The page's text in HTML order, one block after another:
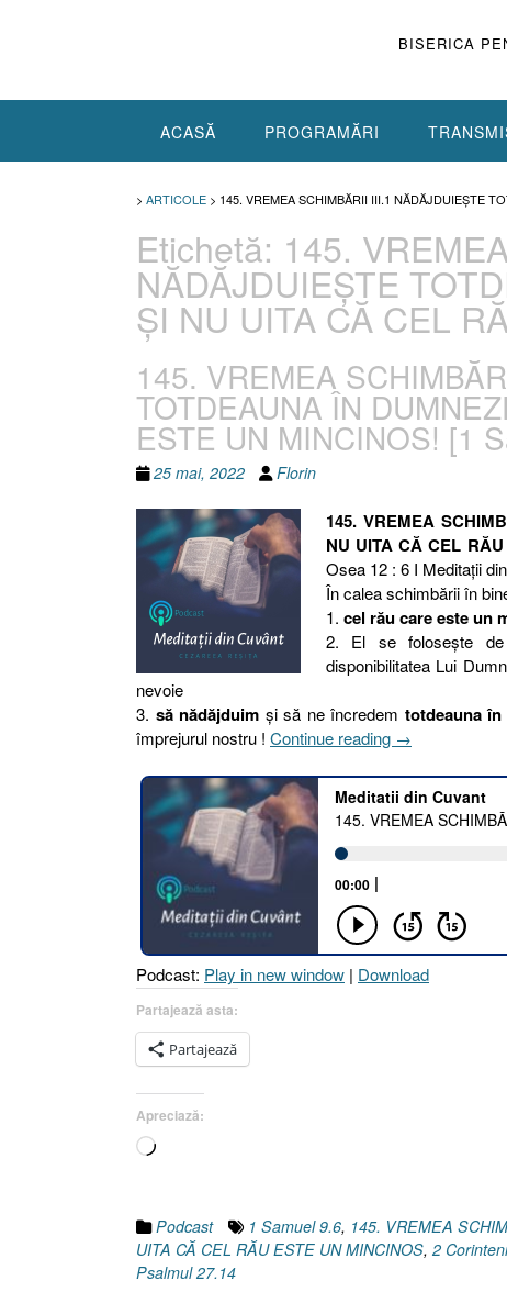
BISERICA
ACASĂ PROGRAMĂRI
> ARTICOLE > 145. VREMEA SCHIMBĂRII III.1 NĂDĂJDUIEŞTE
Etichetă: 145.
NĂDĂJDUIEŞTE
ŞI NU UITA CĂ CEL
145. VREMEA
TOTDEAUNA ÎN
ESTE UN MINCINOS! [1
25 mai, 2022 Florin
145. VREMEA
NU UITA CĂ CEL
Osea 12 : 6 I Meditaţii
În calea schimbării în
1. cel rău care este un
2. El se foloseşte
disponibilitatea Lui
nevoie
3. să nădăjduim şi să ne încredem totdeauna în
împrejurul nostru ! Continue reading „145.
SCHIMBĂRII
III.1
TĂU
ŞI
NU
9.6,
Osea
→
Podcast: Play in new window | Download
Partajează asta:
Partajează
Apreciază:
Încarc...
Podcast 1 Samuel 9.6, 145. VREMEA
UITA CĂ CEL RĂU ESTE UN MINCINOS, 2
Psalmul 27.14